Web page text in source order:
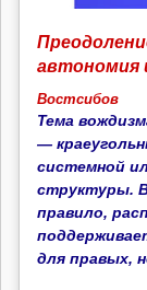
автономия
Востсибов
Тема
—
системной
структуры.
правило,
для правых,